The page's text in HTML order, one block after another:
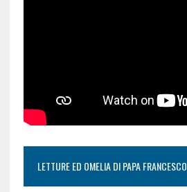
LETTURE ED OMELIA DI PAPA FRANCESCO